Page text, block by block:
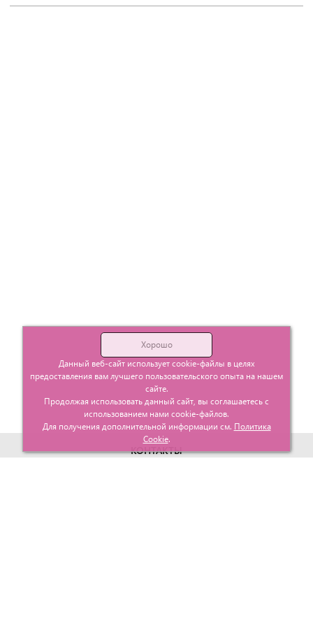
КОНТАКТЫ
Хорошо
Данный веб-сайт использует cookie-файлы в целях
предоставления вам лучшего пользовательского опыта на нашем
сайте.
Продолжая использовать данный сайт, вы соглашаетесь с
использованием нами cookie-файлов.
Для получения дополнительной информации см. Политика
Cookie.